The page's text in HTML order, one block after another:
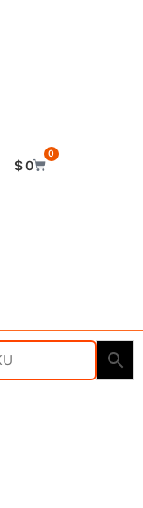
$0
0